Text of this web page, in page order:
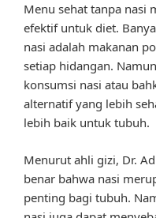
Menu sehat tanpa nasi
efektif untuk diet.
nasi adalah makanan
setiap hidangan.
konsumsi nasi atau
alternatif yang lebih
lebih baik untuk tubuh.
Menurut ahli gizi, Dr.
benar bahwa nasi
penting bagi tubuh.